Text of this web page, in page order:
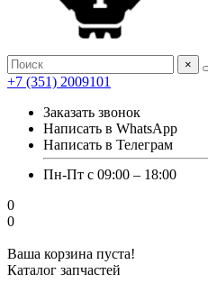
×
+7 (351) 2009101
Заказать звонок
Написать в WhatsApp
Написать в Телеграм
Пн-Пт с 09:00 – 18:00
0
0
Ваша корзина пуста!
Каталог запчастей